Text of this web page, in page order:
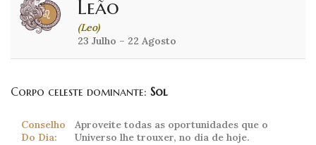
Leão
(Leo)
23 Julho – 22 Agosto
Corpo celeste dominante: Sol
Conselho
Do Dia:
Aproveite todas as oportunidades que o
Universo lhe trouxer, no dia de hoje.